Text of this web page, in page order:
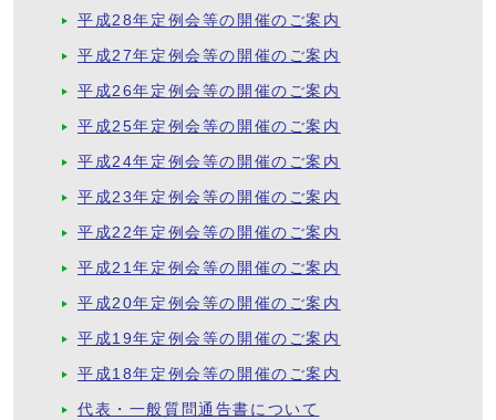
平成28年定例会等の開催のご案内
平成27年定例会等の開催のご案内
平成26年定例会等の開催のご案内
平成25年定例会等の開催のご案内
平成24年定例会等の開催のご案内
平成23年定例会等の開催のご案内
平成22年定例会等の開催のご案内
平成21年定例会等の開催のご案内
平成20年定例会等の開催のご案内
平成19年定例会等の開催のご案内
平成18年定例会等の開催のご案内
代表・一般質問通告書について